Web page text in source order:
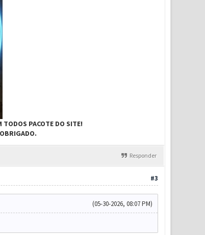
TODOS PACOTE DO SITE!
Responder
#3
(05-30-2026, 08:07 PM)